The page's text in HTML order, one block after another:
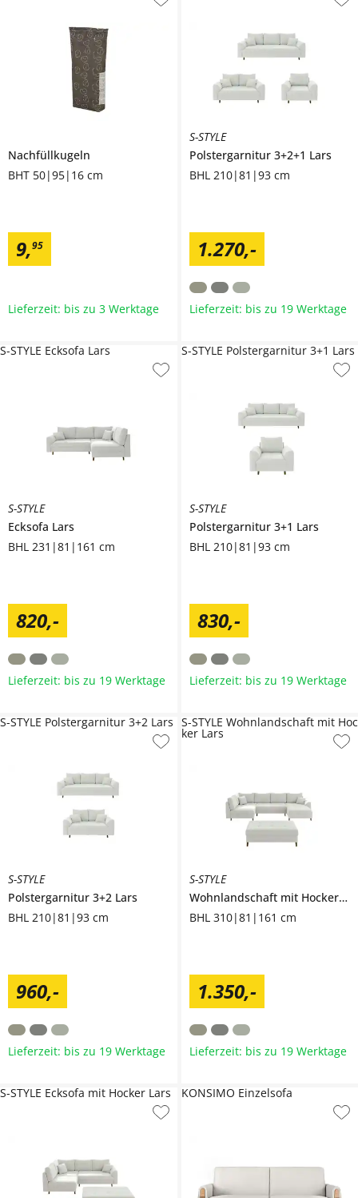
Nachfüllkugeln
BHT 50|95|16 cm
9,95
Lieferzeit: bis zu 3 Werktage
S-STYLE
Polstergarnitur 3+2+1 Lars
BHL 210|81|93 cm
1.270,-
Lieferzeit: bis zu 19 Werktage
S-STYLE
Ecksofa Lars
BHL 231|81|161 cm
820,-
S-STYLE Ecksofa Lars
Lieferzeit: bis zu 19 Werktage
S-STYLE
Polstergarnitur 3+1 Lars
BHL 210|81|93 cm
830,-
S-STYLE Polstergarnitur 3+1 Lars
Lieferzeit: bis zu 19 Werktage
S-STYLE
Polstergarnitur 3+2 Lars
BHL 210|81|93 cm
960,-
S-STYLE Polstergarnitur 3+2 Lars
Lieferzeit: bis zu 19 Werktage
S-STYLE
Wohnlandschaft mit Hocker
BHL 310|81|161 cm
1.350,-
S-STYLE Wohnlandschaft mit Hoc
ker Lars
Lieferzeit: bis zu 19 Werktage
S-STYLE Ecksofa mit Hocker Lars KONSIMO Einzelsofa